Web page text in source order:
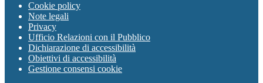
Cookie policy
Note legali
Privacy
Ufficio Relazioni con il Pubblico
Dichiarazione di accessibilità
Obiettivi di accessibilità
Gestione consensi cookie